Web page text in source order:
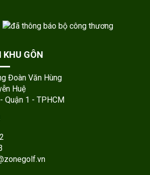
KHU GÔN
Đoàn Văn Hùng
Huệ
Quận 1 - TPHCM